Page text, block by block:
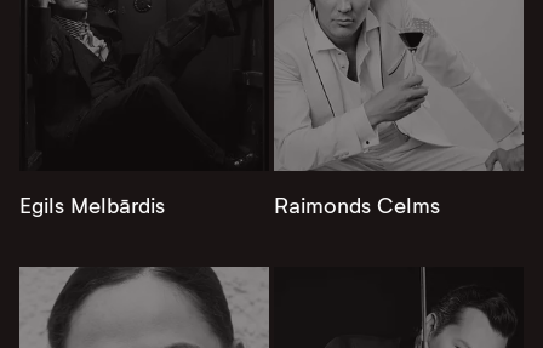
Egils Melbārdis Raimonds Celms